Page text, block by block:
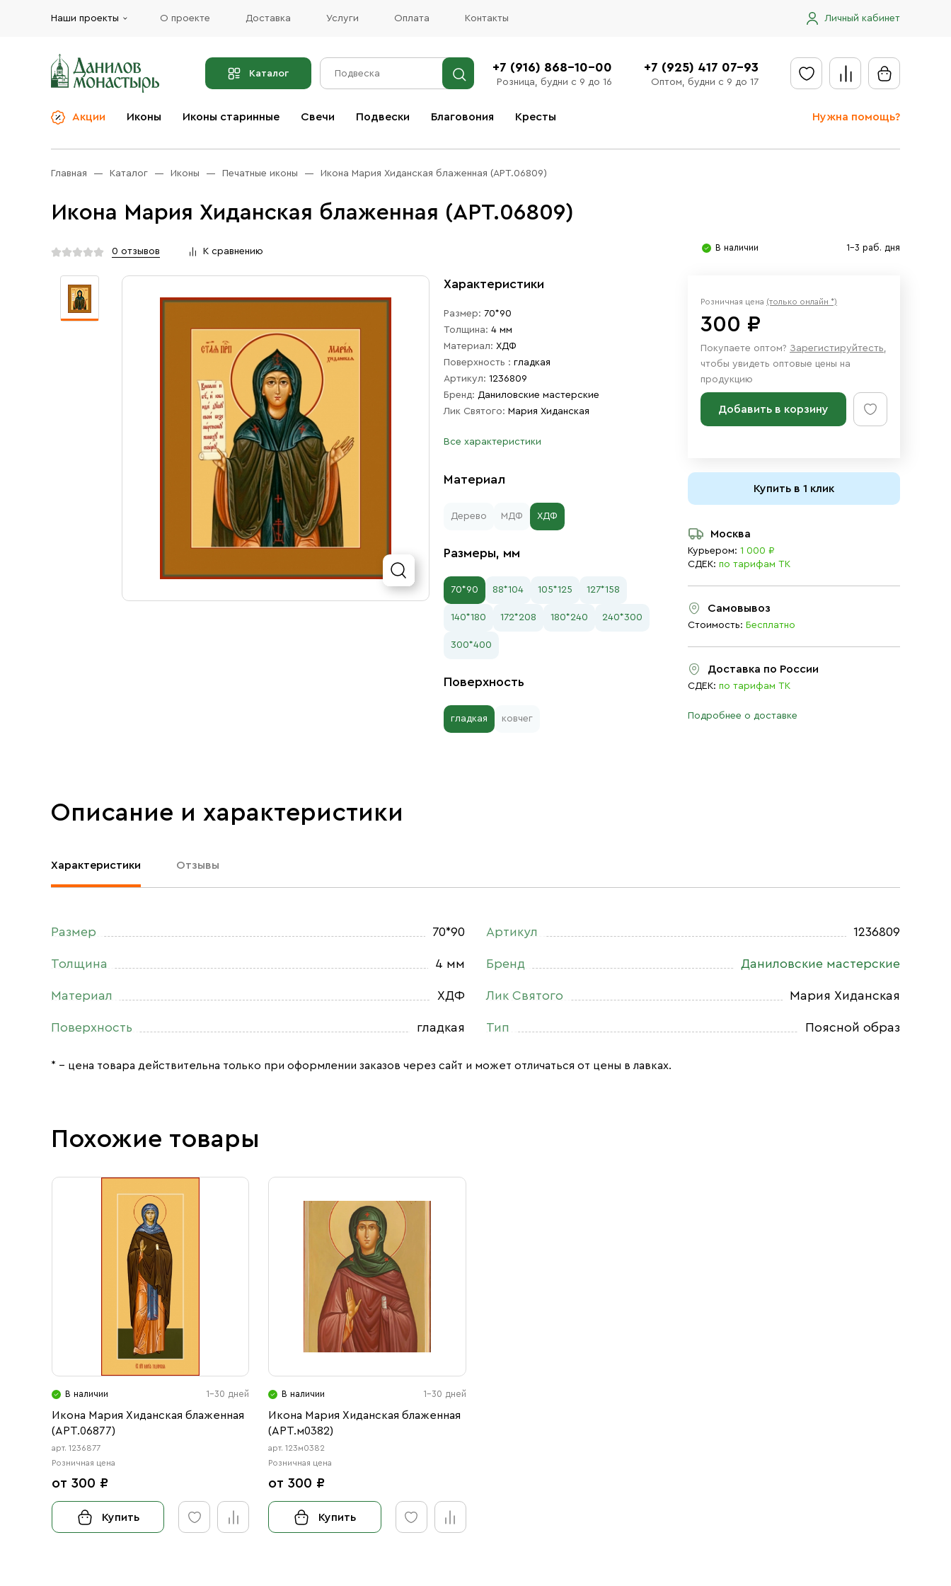
Наши проекты О проекте Доставка Услуги Оплата Контакты Личный кабинет
Каталог +7 (916) 868-10-00
Розница, будни с 9 до 16
+7 (925) 417 07-93
Оптом, будни с 9 до 17
Акции Иконы Иконы старинные Свечи Подвески Благовония Кресты Нужна помощь?
Отправить заявку
Церковная утварь
Иконы
Ювелирные изделия
Бренды
Услуги
Главная Каталог Иконы Печатные иконы Икона Мария Хиданская блаженная (АРТ.06809)
Икона Мария Хиданская блаженная (АРТ.06809)
0 отзывов К сравнению В наличии 1-3 раб. дня
Характеристики
Размер: 70*90
Толщина: 4 мм
Материал: ХДФ
Поверхность : гладкая
Артикул: 1236809
Бренд: Даниловские мастерские
Лик Святого: Мария Хиданская
Все характеристики
Материал
Дерево МДФ ХДФ
Размеры, мм
70*90 88*104 105*125 127*158
140*180 172*208 180*240 240*300
300*400
Поверхность
гладкая ковчег
Розничная цена (только онлайн *)
300 ₽
Покупаете оптом? Зарегистируйтесть,
чтобы увидеть оптовые цены на
продукцию
Добавить в корзину
Купить в 1 клик
Москва
Курьером: 1 000 ₽
СДЕК: по тарифам ТК
Самовывоз
Стоимость: Бесплатно
Доставка по России
СДЕК: по тарифам ТК
Подробнее о доставке
Описание и характеристики
Характеристики Отзывы
Размер 70*90
Толщина 4 мм
Материал ХДФ
Поверхность гладкая
Артикул 1236809
Бренд Даниловские мастерские
Лик Святого Мария Хиданская
Тип Поясной образ
* – цена товара действительна только при оформлении заказов через сайт и может отличаться от цены в лавках.
Похожие товары
В наличии 1-30 дней
Икона Мария Хиданская блаженная
(АРТ.06877)
арт. 1236877
Розничная цена
от 300 ₽
Купить
В наличии 1-30 дней
Икона Мария Хиданская блаженная
(АРТ.м0382)
арт. 123м0382
Розничная цена
от 300 ₽
Купить